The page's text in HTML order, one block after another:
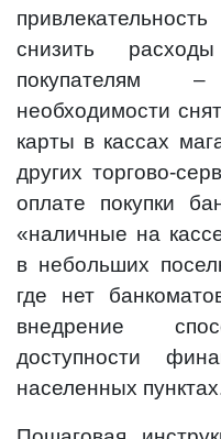
снизить
покупателям
необходимости
карты в кассах
других торгово-
оплате покупки
«наличные на
в небольших
где нет
внедрение
доступности
населенных